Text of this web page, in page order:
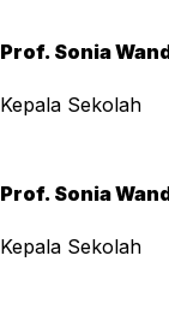
Prof. Sonia
Kepala Sekolah
Prof. Sonia
Kepala Sekolah